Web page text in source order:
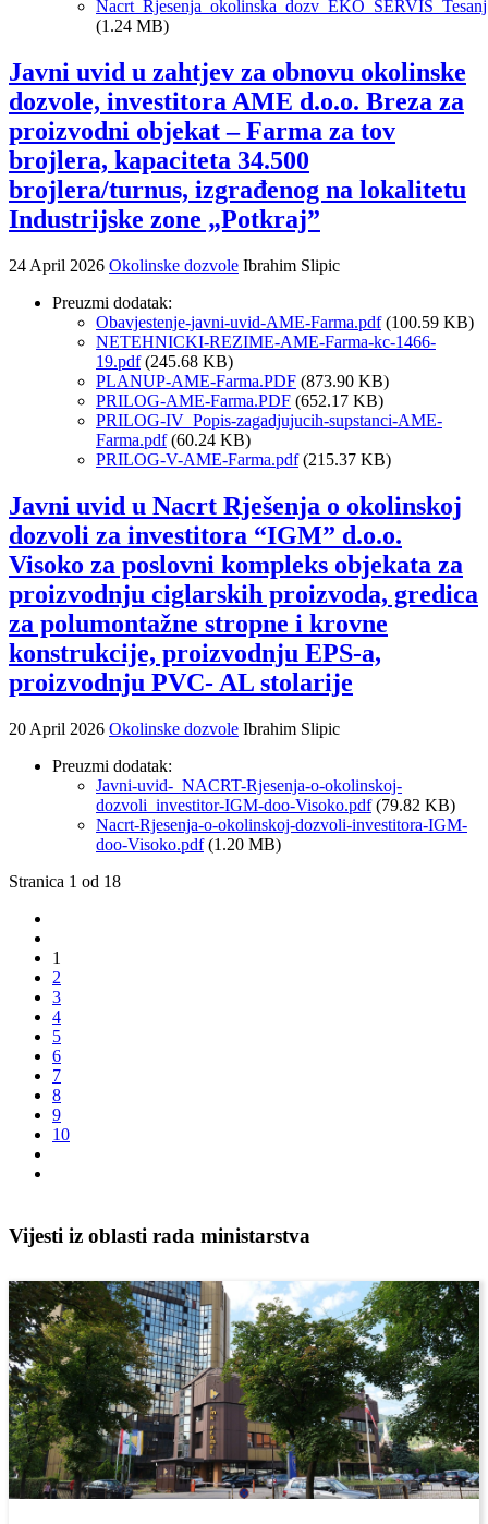
(1.24 MB)
Javni uvid u zahtjev za obnovu okolinske
dozvole, investitora AME d.o.o. Breza za
proizvodni objekat – Farma za tov
brojlera, kapaciteta 34.500
brojlera/turnus, izgrađenog na lokalitetu
Industrijske zone „Potkraj”
24 April 2026 Okolinske dozvole Ibrahim Slipic
Preuzmi dodatak:
Obavjestenje-javni-uvid-AME-Farma.pdf(100.59 KB)
NETEHNICKI-REZIME-AME-Farma-kc-1466-
19.pdf(245.68 KB)
PLANUP-AME-Farma.PDF (873.90 KB)
PRILOG-AME-Farma.PDF (652.17 KB)
PRILOG-IV_Popis-zagadjujucih-supstanci-AME-
Farma.pdf(60.24 KB)
PRILOG-V-AME-Farma.pdf(215.37 KB)
Javni uvid u Nacrt Rješenja o okolinskoj
dozvoli za investitora “IGM” d.o.o.
Visoko za poslovni kompleks objekata za
proizvodnju ciglarskih proizvoda, gredica
za polumontažne stropne i krovne
konstrukcije, proizvodnju EPS-a,
proizvodnju PVC- AL stolarije
20 April 2026 Okolinske dozvole Ibrahim Slipic
Preuzmi dodatak:
Javni-uvid-_NACRT-Rjesenja-o-okolinskoj-
dozvoli_investitor-IGM-doo-Visoko.pdf(79.82 KB)
Nacrt-Rjesenja-o-okolinskoj-dozvoli-investitora-IGM-
doo-Visoko.pdf(1.20 MB)
Stranica 1 od 18
1
2
3
4
5
6
7
8
9
10
Vijesti iz oblasti rada ministarstva